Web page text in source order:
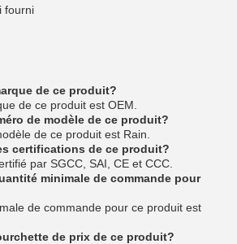
fourni
de ce produit?
de ce produit est OEM.
de modèle de ce produit?
de ce produit est Rain.
certifications de ce produit?
par SGCC, SAI, CE et CCC.
minimale de commande pour
de commande pour ce produit est
de prix de ce produit?